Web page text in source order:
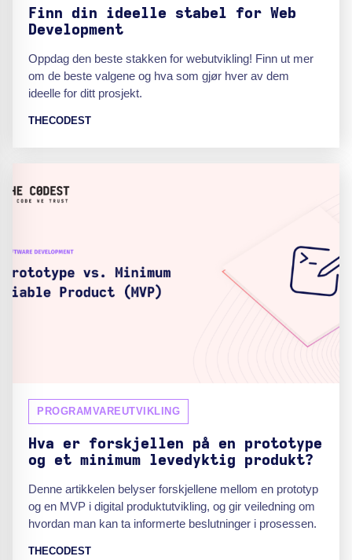
Finn din ideelle stabel for Web
Development
Oppdag den beste stakken for webutvikling! Finn ut mer
om de beste valgene og hva som gjør hver av dem
ideelle for ditt prosjekt.
THECODEST
PROGRAMVAREUTVIKLING
Hva er forskjellen på en prototype
og et minimum levedyktig produkt?
Denne artikkelen belyser forskjellene mellom en prototyp
og en MVP i digital produktutvikling, og gir veiledning om
hvordan man kan ta informerte beslutninger i prosessen.
THECODEST